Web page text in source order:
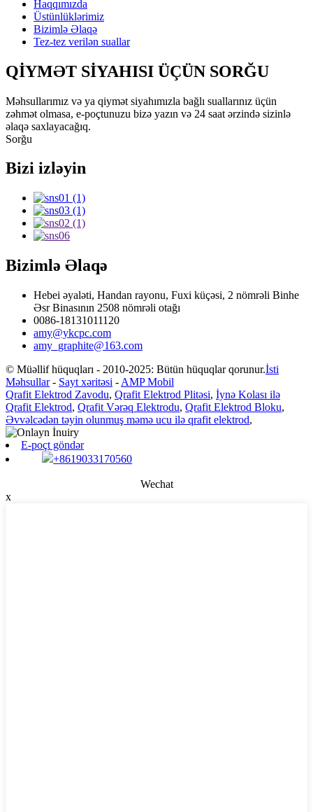
Haqqımızda
Üstünlüklərimiz
Bizimlə Əlaqə
Tez-tez verilən suallar
QİYMƏT SİYAHISI ÜÇÜN SORĞU
Məhsullarımız və ya qiymət siyahımızla bağlı suallarınız üçün
zəhmət olmasa, e-poçtunuzu bizə yazın və 24 saat ərzində sizinlə
əlaqə saxlayacağıq.
Sorğu
Bizi izləyin
Bizimlə Əlaqə
Hebei əyaləti, Handan rayonu, Fuxi küçəsi, 2 nömrəli Binhe
Əsr Binasının 2508 nömrəli otağı
0086-18131011120
amy@ykcpc.com
amy_graphite@163.com
© Müəllif hüquqları - 2010-2025: Bütün hüquqlar qorunur.İsti
Məhsullar- Sayt xəritəsi - AMP Mobil
Qrafit Elektrod Zavodu, Qrafit Elektrod Plitəsi, İynə Kolası ilə
Qrafit Elektrod, Qrafit Vərəq Elektrodu, Qrafit Elektrod Bloku,
Əvvəlcədən təyin olunmuş məmə ucu ilə qrafit elektrod,
E-poçt göndər
+8619033170560
Wechat
x